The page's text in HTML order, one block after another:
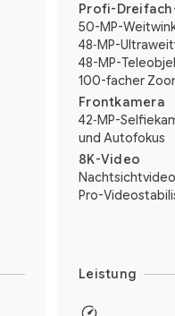
Profi-
50-MP-
48‑MP-
48-MP-
100-facher
Frontkamera
42‑MP-
und Autofokus
8K-Video
Nachtsichtvideo
Pro-
Leistung